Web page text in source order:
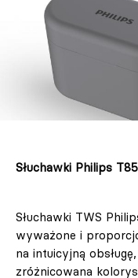
Słuchawki Philips
Słuchawki TWS
wyważone i
na intuicyjną
zróżnicowana